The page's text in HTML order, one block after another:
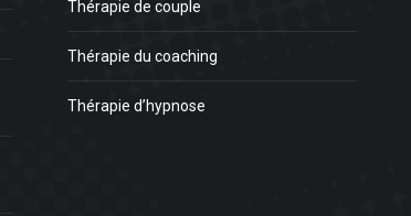
Thérapie de couple
Thérapie du coaching
Thérapie d’hypnose